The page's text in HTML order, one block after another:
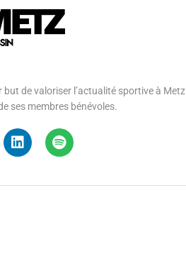
de valoriser l’actualité sportive à Metz
ses membres bénévoles.